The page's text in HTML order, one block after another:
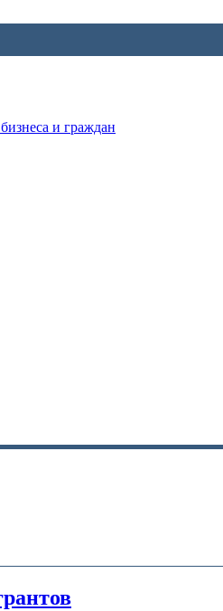
и граждан